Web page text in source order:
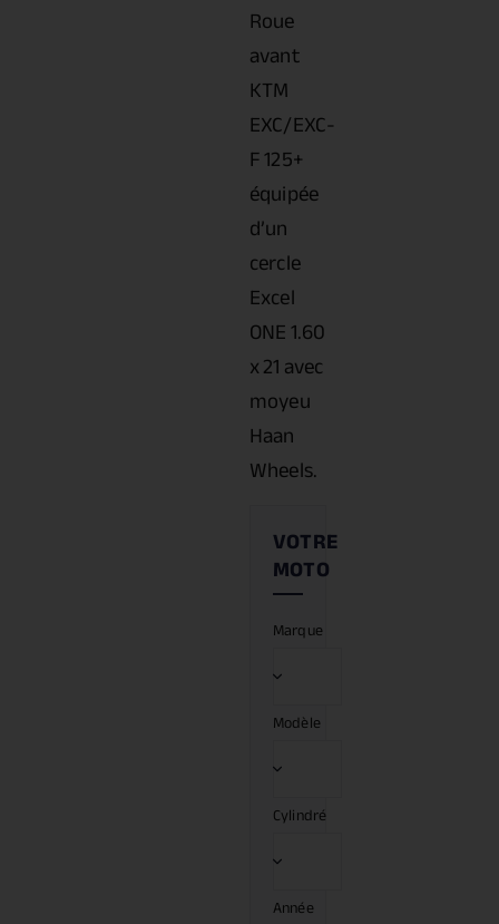
Roue
avant
KTM
EXC/EXC-
F 125+
équipée
d’un
cercle
Excel
ONE 1.60
x 21 avec
moyeu
Haan
Wheels.
Marque
Modèle
Cylindré
Année